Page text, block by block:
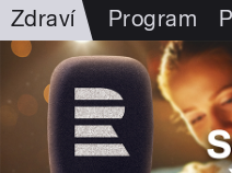
Zdraví Program